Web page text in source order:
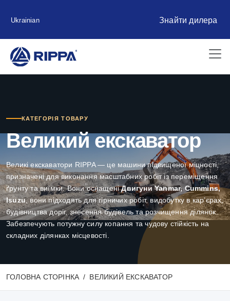
Ukrainian Знайти дилера
КАТЕГОРІЯ ТОВАРУ
Великий екскаватор
Великі екскаватори RIPPA — це машини підвищеної міцності,
призначені для виконання масштабних робіт із переміщення
ґрунту та виїмки. Вони оснащеніДвигуни Yanmar, Cummins,
Isuzu, вони підходять для гірничих робіт, видобутку в кар’єрах,
будівництва доріг, знесення будівель та розчищення ділянок.
Забезпечують потужну силу копання та чудову стійкість на
складних ділянках місцевості.
ГОЛОВНА СТОРІНКА ВЕЛИКИЙ ЕКСКАВАТОР